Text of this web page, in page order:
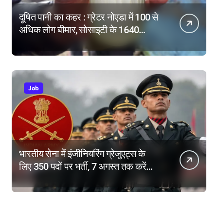
दूषित पानी का कहर : ग्रेटर नोएडा में 100 से
अधिक लोग बीमार, सोसाइटी के 1640
Job
भारतीय सेना में इंजीनियरिंग ग्रेजुएट्स के
लिए 350 पदों पर भर्ती, 7 अगस्त तक करें